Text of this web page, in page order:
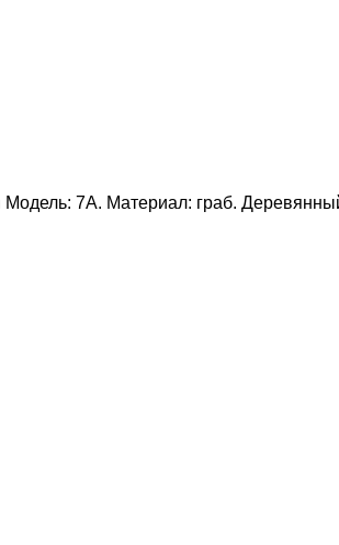
7A. Материал: граб.